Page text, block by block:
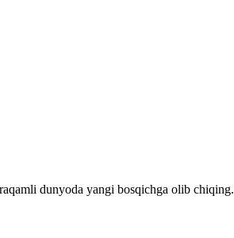
dunyoda yangi bosqichga olib chiqing.